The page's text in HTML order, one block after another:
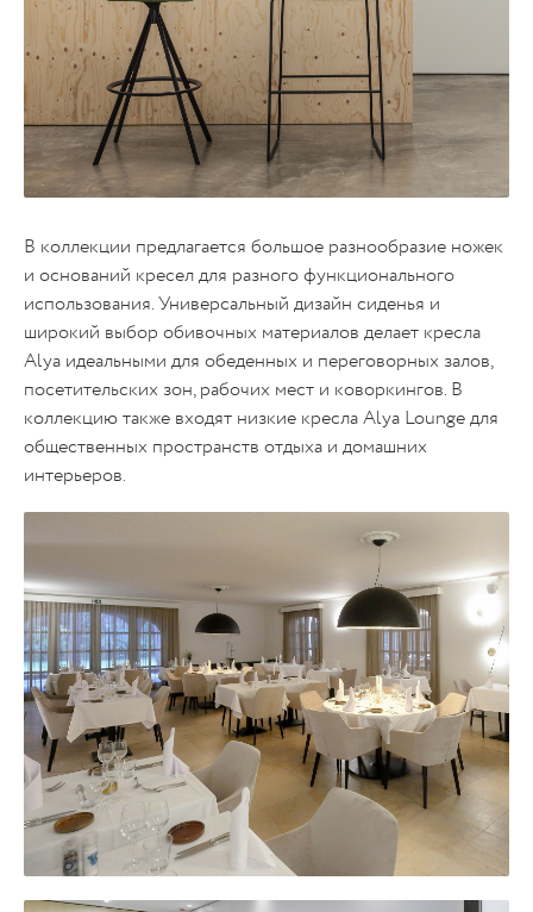
В коллекции предлагается большое разнообразие ножек
и оснований кресел для разного функционального
использования. Универсальный дизайн сиденья и
широкий выбор обивочных материалов делает кресла
Alya идеальными для обеденных и переговорных залов,
посетительских зон, рабочих мест и коворкингов. В
коллекцию также входят низкие кресла Alya Lounge для
общественных пространств отдыха и домашних
интерьеров.